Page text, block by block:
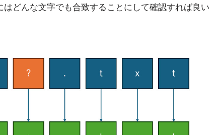
どんな文字でも合致することにして確認すれば良い